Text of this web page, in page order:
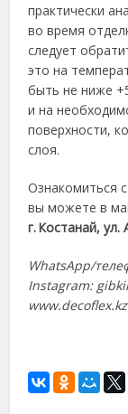
практически
во время
следует
это на
быть не ниже
и на
поверхности,
слоя.
Ознакомиться
вы можете в
г. Костанай,
WhatsApp/
Instagram:
www.decoflex.kz